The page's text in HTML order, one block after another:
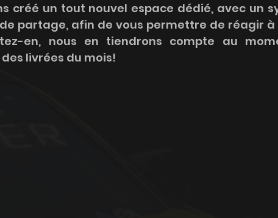
créé un tout nouvel espace dédié, avec un
partage, afin de vous permettre de réagir à
en, nous en tiendrons compte au
livrées du mois!